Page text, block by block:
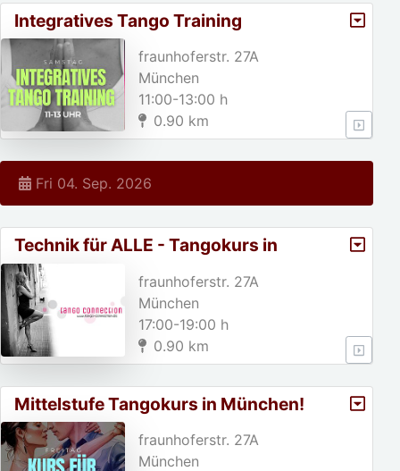
Integratives Tango Training
fraunhoferstr. 27A
München
11:00-13:00 h
0.90 km
Fri 04. Sep. 2026
Technik für ALLE - Tangokurs in
München
fraunhoferstr. 27A
München
17:00-19:00 h
0.90 km
Mittelstufe Tangokurs in München!
fraunhoferstr. 27A
München